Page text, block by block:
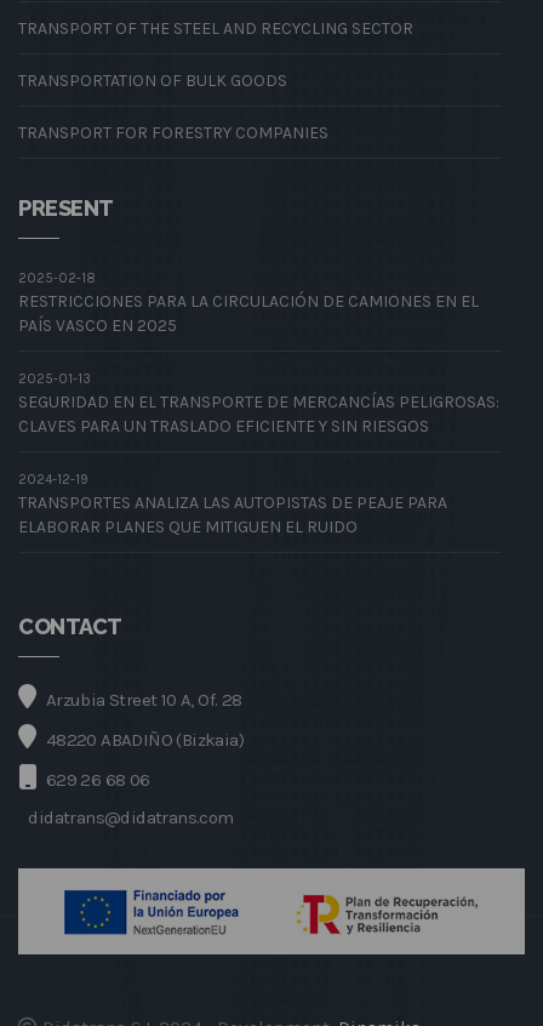
TRANSPORT OF THE STEEL AND RECYCLING SECTOR
TRANSPORTATION OF BULK GOODS
TRANSPORT FOR FORESTRY COMPANIES
PRESENT
2025-02-18
RESTRICCIONES PARA LA CIRCULACIÓN DE CAMIONES EN EL
PAÍS VASCO EN 2025
2025-01-13
SEGURIDAD EN EL TRANSPORTE DE MERCANCÍAS PELIGROSAS:
CLAVES PARA UN TRASLADO EFICIENTE Y SIN RIESGOS
2024-12-19
TRANSPORTES ANALIZA LAS AUTOPISTAS DE PEAJE PARA
ELABORAR PLANES QUE MITIGUEN EL RUIDO
CONTACT
Arzubia Street 10 A, Of. 28
48220 ABADIÑO (Bizkaia)
629 26 68 06
didatrans@didatrans.com